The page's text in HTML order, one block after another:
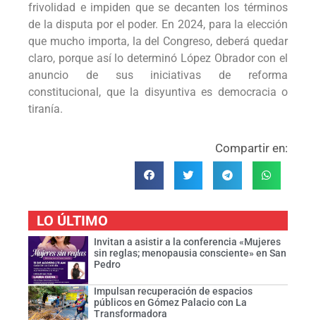
frivolidad e impiden que se decanten los términos
de la disputa por el poder. En 2024, para la elección
que mucho importa, la del Congreso, deberá quedar
claro, porque así lo determinó López Obrador con el
anuncio de sus iniciativas de reforma
constitucional, que la disyuntiva es democracia o
tiranía.
Compartir en:
LO ÚLTIMO
Invitan a asistir a la conferencia «Mujeres
sin reglas; menopausia consciente» en San
Pedro
Impulsan recuperación de espacios
públicos en Gómez Palacio con La
Transformadora